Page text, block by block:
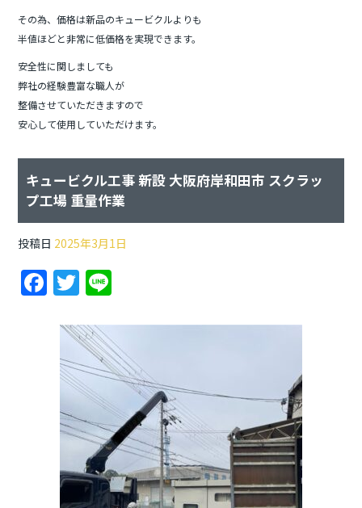
その為、価格は新品のキュービクルよりも
半値ほどと非常に低価格を実現できます。
安全性に関しましても
弊社の経験豊富な職人が
整備させていただきますので
安心して使用していただけます。
キュービクル工事 新設 大阪府岸和田市 スクラッ
プ工場 重量作業
投稿日 2025年3月1日
F
a
c
e
b
o
o
k
T
w
itt
er
e